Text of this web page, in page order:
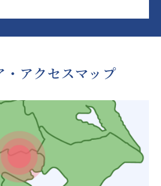
・アクセスマップ